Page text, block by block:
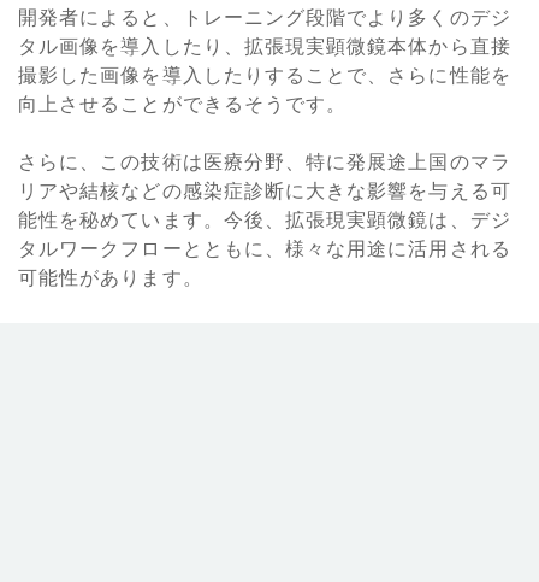
開発者によると、トレーニング段階でより多くのデジ
タル画像を導入したり、拡張現実顕微鏡本体から直接
撮影した画像を導入したりすることで、さらに性能を
向上させることができるそうです。
さらに、この技術は医療分野、特に発展途上国のマラ
リアや結核などの感染症診断に大きな影響を与える可
能性を秘めています。今後、拡張現実顕微鏡は、デジ
タルワークフローとともに、様々な用途に活用される
可能性があります。